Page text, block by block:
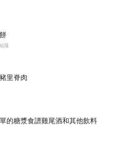
識
里脊肉
的糖漿食譜雞尾酒和其他飲料